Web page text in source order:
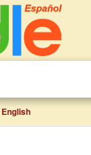
English